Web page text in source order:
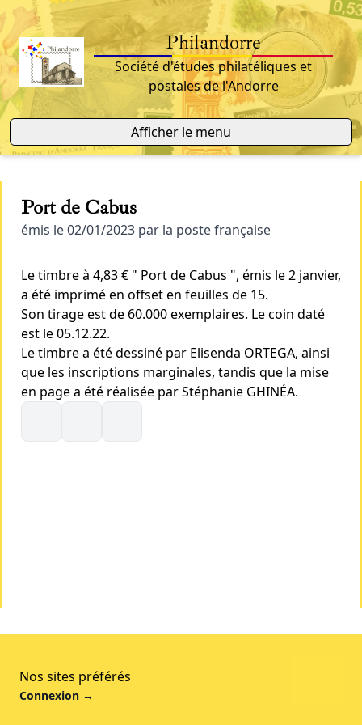
Philandorre
Société d'études philatéliques et
postales de l'Andorre
Afficher le menu
Port de Cabus
émis le 02/01/2023 par la poste française
Le timbre à 4,83 € " Port de Cabus ", émis le 2 janvier,
a été imprimé en offset en feuilles de 15.
Son tirage est de 60.000 exemplaires. Le coin daté
est le 05.12.22.
Le timbre a été dessiné par Elisenda ORTEGA, ainsi
que les inscriptions marginales, tandis que la mise
en page a été réalisée par Stéphanie GHINÉA.
Nos sites préférés
Connexion →